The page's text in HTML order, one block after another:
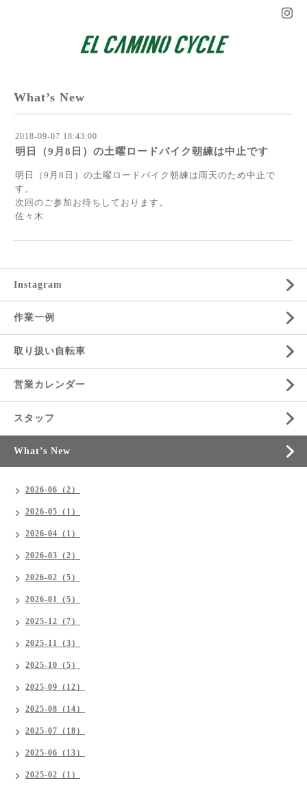
What’s New
2018-09-07 18:43:00
明日（9月8日）の土曜ロードバイク朝練は中止です
明日（9月8日）の土曜ロードバイク朝練は雨天のため中止で
す。
次回のご参加お待ちしております。
佐々木
Instagram
作業一例
取り扱い自転車
営業カレンダー
スタッフ
What’s New
2026-06（2）
2026-05（1）
2026-04（1）
2026-03（2）
2026-02（5）
2026-01（5）
2025-12（7）
2025-11（3）
2025-10（5）
2025-09（12）
2025-08（14）
2025-07（18）
2025-06（13）
2025-02（1）